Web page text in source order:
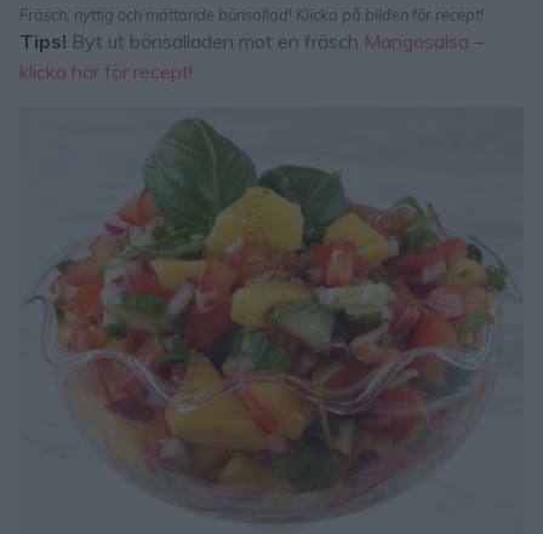
Fräsch, nyttig och mättande bönsallad! Klicka på bilden för recept!
Tips! Byt ut bönsalladen mot en fräsch Mangosalsa –
klicka här för recept!